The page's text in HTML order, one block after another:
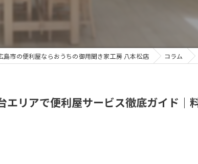
島市の便利屋ならおうちの御用聞き家工房 八本松店 コラム
エリアで便利屋サービス徹底ガイド｜